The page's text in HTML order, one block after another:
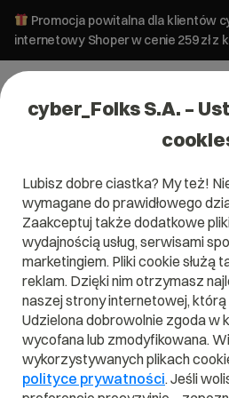
Promocja powitalna dla klientów
internetowy Shoper w cenie 259 zł z
cyber_Folks S.A. –
Lubisz dobre ciastka? My też!
wymagane do prawidłowego
Zaakceptuj także dodatkowe
wydajnością usług, serwisami
marketingiem. Pliki cookie służą
reklam. Dzięki nim otrzymasz
naszej strony internetowej, którą
Udzielona dobrowolnie zgoda w
wycofana lub zmodyfikowana.
wykorzystywanych plikach
polityce prywatności. Jeśli